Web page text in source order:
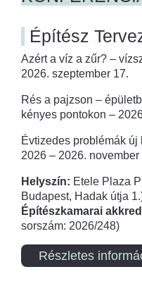
Építész
Azért a víz a zűr? –
2026. szeptember 17.
Rés a pajzson –
kényes pontokon –
Évtizedes problémák
2026 – 2026. november
Helyszín: Etele Plaza
Budapest, Hadak útja
Építészkamarai
sorszám: 2026/248)
Részletes